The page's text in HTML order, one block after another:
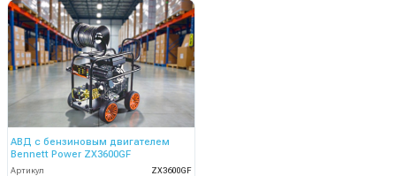
АВД с бензиновым двигателем
Bennett Power ZX3600GF
Артикул
ZX3600GF